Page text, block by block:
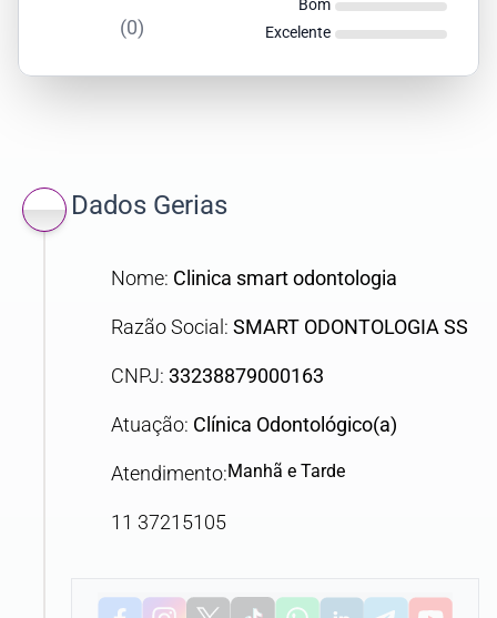
(0)
Bom
Excelente
Dados Gerias
Nome: Clinica smart odontologia
Razão Social: SMART ODONTOLOGIA SS
CNPJ: 33238879000163
Atuação: Clínica Odontológico(a)
Atendimento:Manhã e Tarde
11 37215105